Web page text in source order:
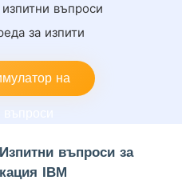
въпроси
за изпити
на
въпроси за
IBM